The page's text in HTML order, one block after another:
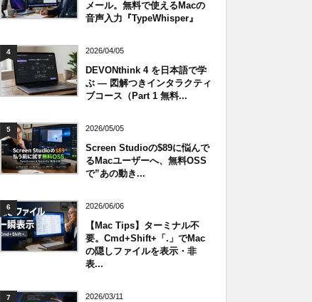
メール。無料で使えるMacの
音声入力『TypeWhisper』
4 2026/04/05
DEVONthink 4 を日本語で学
ぶ — 図解つきインタラクティ
ブコース（Part 1 無料...
5 2026/05/05
Screen Studioの$89に悩んで
るMacユーザーへ、無料OSS
で”あの動き...
6 2026/06/06
【Mac Tips】ターミナル不
要。Cmd+Shift+「.」でMac
の隠しファイルを表示・非
表...
7 2026/03/11